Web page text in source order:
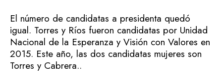
El número de candidatas a presidenta quedó
igual. Torres y Ríos fueron candidatas por Unidad
Nacional de la Esperanza y Visión con Valores en
2015. Este año, las dos candidatas mujeres son
Torres y Cabrera..